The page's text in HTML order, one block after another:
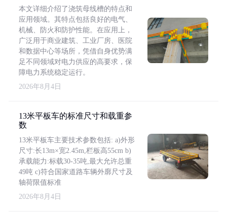
本文详细介绍了浇筑母线槽的特点和
应用领域。其特点包括良好的电气、
机械、防火和防护性能。在应用上，
广泛用于商业建筑、工业厂房、医院
和数据中心等场所，凭借自身优势满
足不同领域对电力供应的高要求，保
障电力系统稳定运行。
2026年8月4日
13米平板车的标准尺寸和载重参
数
13米平板车主要技术参数包括: a)外形
尺寸:长13m×宽2.45m,栏板高55cm b)
承载能力:标载30-35吨,最大允许总重
49吨 c)符合国家道路车辆外廓尺寸及
轴荷限值标准
2026年8月4日